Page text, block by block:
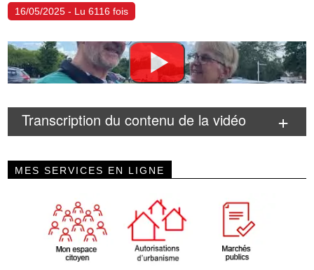
16/05/2025 - Lu 6116 fois
Transcription du contenu de la vidéo
MES SERVICES EN LIGNE